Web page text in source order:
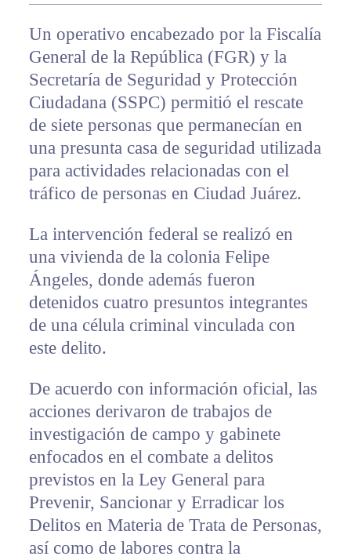
Un operativo encabezado por la Fiscalía
General de la República (FGR) y la
Secretaría de Seguridad y Protección
Ciudadana (SSPC) permitió el rescate
de siete personas que permanecían en
una presunta casa de seguridad utilizada
para actividades relacionadas con el
tráfico de personas en Ciudad Juárez.
La intervención federal se realizó en
una vivienda de la colonia Felipe
Ángeles, donde además fueron
detenidos cuatro presuntos integrantes
de una célula criminal vinculada con
este delito.
De acuerdo con información oficial, las
acciones derivaron de trabajos de
investigación de campo y gabinete
enfocados en el combate a delitos
previstos en la Ley General para
Prevenir, Sancionar y Erradicar los
Delitos en Materia de Trata de Personas,
así como de labores contra la